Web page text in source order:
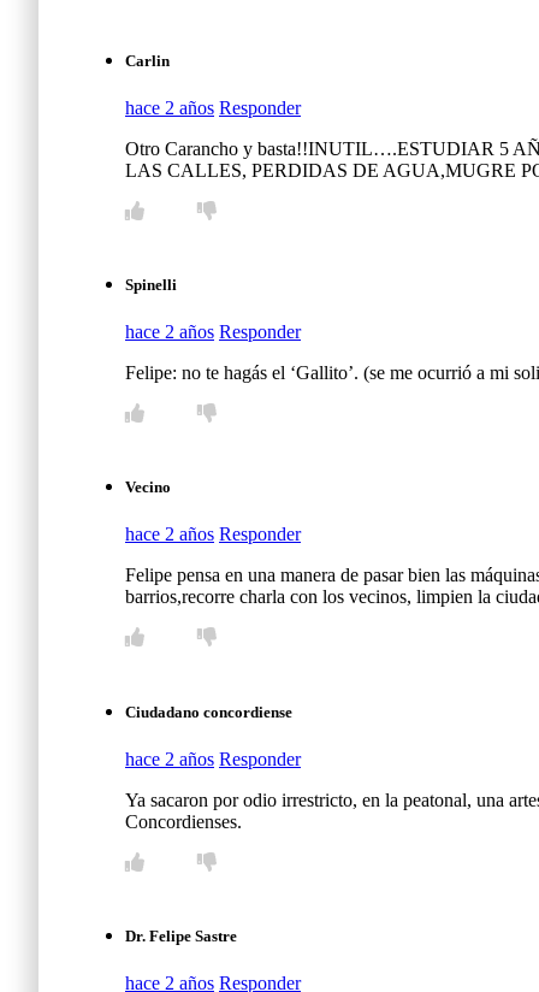
Carlin
hace 2 años Responder
Otro Carancho y basta!!INUTIL….ESTUDIAR 5
LAS CALLES, PERDIDAS DE AGUA,MUGRE
Spinelli
hace 2 años Responder
Felipe: no te hagás el ‘Gallito’. (se me ocurrió a mi
Vecino
hace 2 años Responder
Felipe pensa en una manera de pasar bien las
barrios,recorre charla con los vecinos, limpien la
Ciudadano concordiense
hace 2 años Responder
Ya sacaron por odio irrestricto, en la peatonal, una
Concordienses.
Dr. Felipe Sastre
hace 2 años Responder